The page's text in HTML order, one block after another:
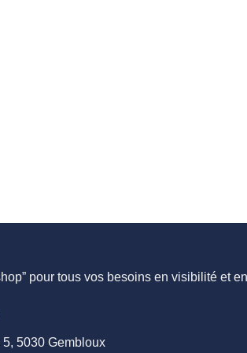
pour tous vos besoins en visibilité et
5030 Gembloux